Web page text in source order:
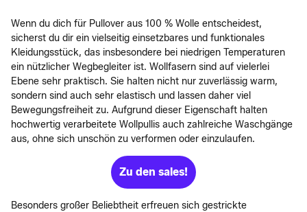
Wenn du dich für Pullover aus 100 % Wolle entscheidest,
sicherst du dir ein vielseitig einsetzbares und funktionales
Kleidungsstück, das insbesondere bei niedrigen Temperaturen
ein nützlicher Wegbegleiter ist. Wollfasern sind auf vielerlei
Ebene sehr praktisch. Sie halten nicht nur zuverlässig warm,
sondern sind auch sehr elastisch und lassen daher viel
Bewegungsfreiheit zu. Aufgrund dieser Eigenschaft halten
hochwertig verarbeitete Wollpullis auch zahlreiche Waschgänge
aus, ohne sich unschön zu verformen oder einzulaufen.
Zu den sales!
Besonders großer Beliebtheit erfreuen sich gestrickte